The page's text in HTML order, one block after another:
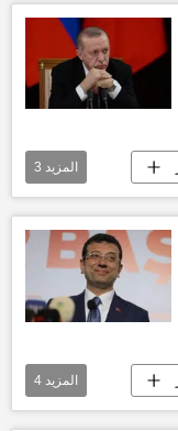
المزيد 3
المزيد 4